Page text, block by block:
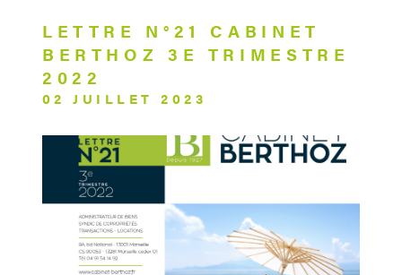
CONTACT
LETTRE N°21 CABINET
BERTHOZ 3E TRIMESTRE
2022
02 JUILLET 2023